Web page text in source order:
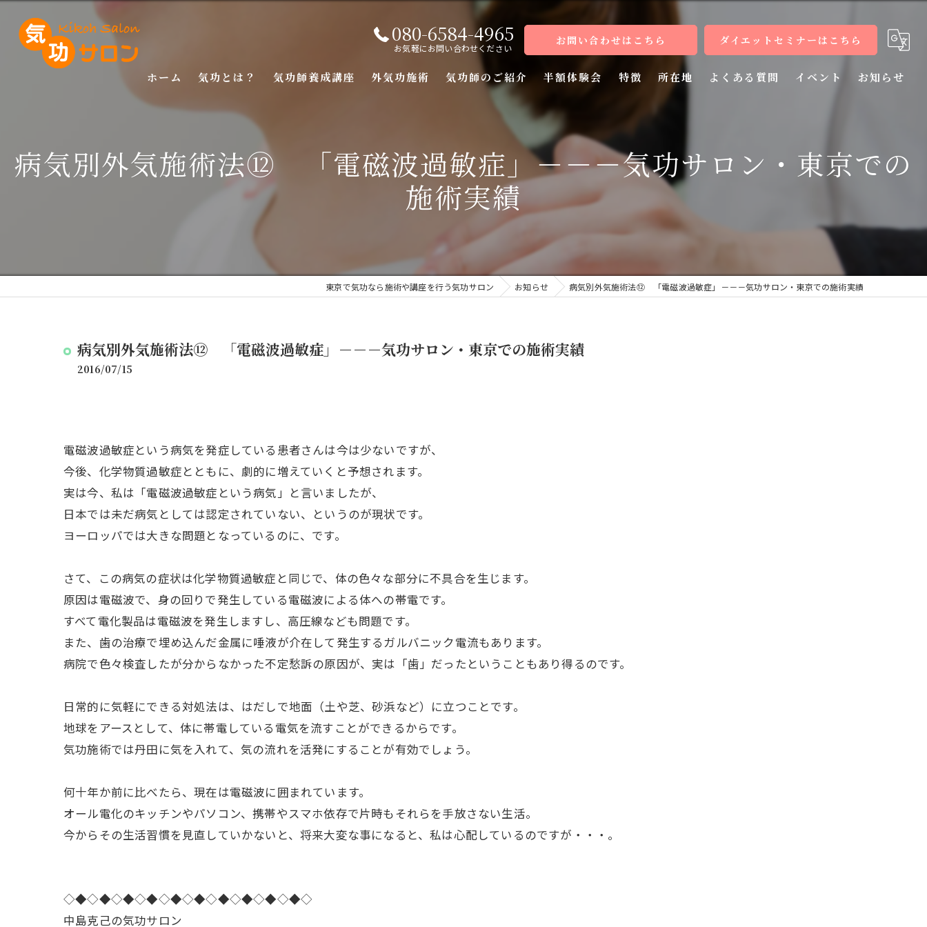
080-6584-4965
お気軽にお問い合わせください
お問い合わせはこちら ダイエットセミナーはこちら
ホーム 気功とは？ 気功師養成講座
マスターコース
外気功施術 気功師のご紹介 半額体験会 特徴
病気
所在地 よくある質問 イベント お知らせ
病気別外気施術法⑫ 「電磁波過敏症」－－－気功サロン・東京での
施術実績
東京で気功なら施術や講座を行う気功サロン お知らせ 病気別外気施術法⑫ 「電磁波過敏症」－－－気功サロン・東京での施術実績
病気別外気施術法⑫ 「電磁波過敏症」－－－気功サロン・東京での施術実績
2016/07/15
電磁波過敏症という病気を発症している患者さんは今は少ないですが、
今後、化学物質過敏症とともに、劇的に増えていくと予想されます。
実は今、私は「電磁波過敏症という病気」と言いましたが、
日本では未だ病気としては認定されていない、というのが現状です。
ヨーロッパでは大きな問題となっているのに、です。
さて、この病気の症状は化学物質過敏症と同じで、体の色々な部分に不具合を生じます。
原因は電磁波で、身の回りで発生している電磁波による体への帯電です。
すべて電化製品は電磁波を発生しますし、高圧線なども問題です。
また、歯の治療で埋め込んだ金属に唾液が介在して発生するガルバニック電流もあります。
病院で色々検査したが分からなかった不定愁訴の原因が、実は「歯」だったということもあり得るのです。
日常的に気軽にできる対処法は、はだしで地面（土や芝、砂浜など）に立つことです。
地球をアースとして、体に帯電している電気を流すことができるからです。
気功施術では丹田に気を入れて、気の流れを活発にすることが有効でしょう。
何十年か前に比べたら、現在は電磁波に囲まれています。
オール電化のキッチンやパソコン、携帯やスマホ依存で片時もそれらを手放さない生活。
今からその生活習慣を見直していかないと、将来大変な事になると、私は心配しているのですが・・・。
◇◆◇◆◇◆◇◆◇◆◇◆◇◆◇◆◇◆◇◆◇
中島克己の気功サロン